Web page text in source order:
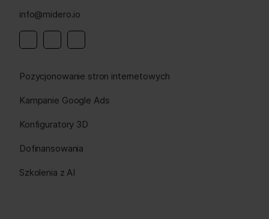
info@midero.io
Pozycjonowanie stron internetowych
Kampanie Google Ads
Konfiguratory 3D
Dofinansowania
Szkolenia z AI